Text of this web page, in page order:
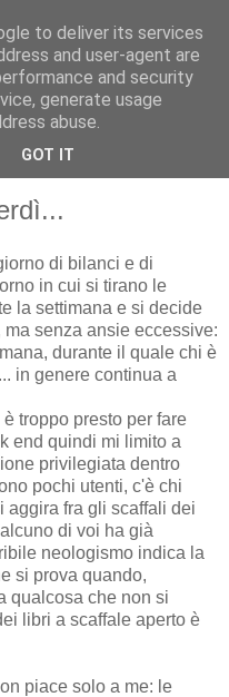
arti per condividere
di bilanci e di
in cui si tirano le
la settimana e si decide
senza ansie eccessive:
durante il quale chi è
in genere continua a
troppo presto per fare
end quindi mi limito a
privilegiata dentro
pochi utenti, c'è chi
aggira fra gli scaffali dei
di voi ha già
neologismo indica la
si prova quando,
qualcosa che non si
libri a scaffale aperto è
piace solo a me: le
to deliver its services
and user-agent are
and security
generate usage
abuse.
GOT IT